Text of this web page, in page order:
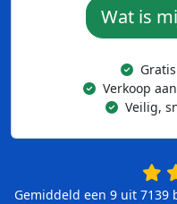
Wat is
Verkoop aan
Veilig,
Gemiddeld een 9 uit 7139